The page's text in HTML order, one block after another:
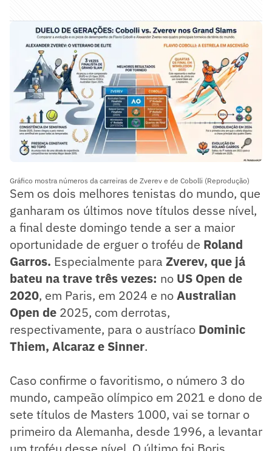
Gráfico mostra números da carreiras de Zverev e de Cobolli (Reprodução)
Sem os dois melhores tenistas do mundo, que
ganharam os últimos nove títulos desse nível,
a final deste domingo tende a ser a maior
oportunidade de erguer o troféu de Roland
Garros. Especialmente para Zverev, que já
bateu na trave três vezes: no US Open de
2020, em Paris, em 2024 e noAustralian
Open de 2025, com derrotas,
respectivamente, para o austríaco Dominic
Thiem, Alcaraz e Sinner.
Caso confirme o favoritismo, o número 3 do
mundo, campeão olímpico em 2021 e dono de
sete títulos de Masters 1000, vai se tornar o
primeiro da Alemanha, desde 1996, a levantar